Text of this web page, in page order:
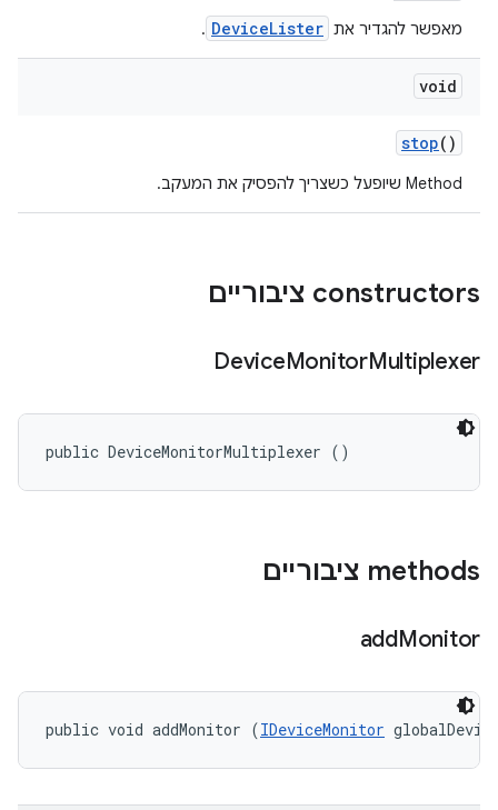
מאפשר להגדיר את DeviceLister
.
void
stop()
‫Method שיופעל כשצריך להפסיק את המעקב.
‫constructors ציבוריים
DeviceMonitorMultiplexer
public DeviceMonitorMultiplexer ()
‫methods ציבוריים
addMonitor
public void addMonitor (IDeviceMonitor